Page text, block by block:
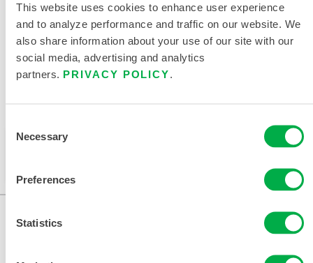
This website uses cookies to enhance user experience
and to analyze performance and traffic on our website. We
also share information about your use of our site with our
social media, advertising and analytics
partners. PRIVACY POLICY
Selection
Necessary
Preferences
Statistics
DOCUMENTOS RELACIONADOS
Este producto no suele venderse en su región. Puede